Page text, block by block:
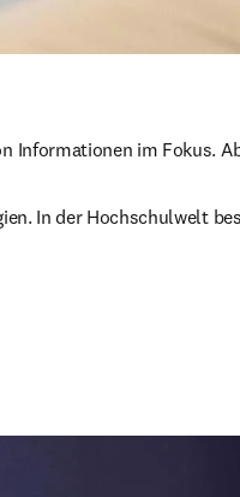
Informationen im Fokus.
In der Hochschulwelt